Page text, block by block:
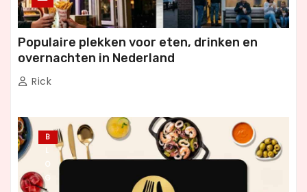
Populaire plekken voor eten, drinken en
overnachten in Nederland
Rick
B
L
O
G